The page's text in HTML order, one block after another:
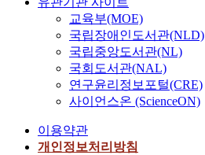
교육부(MOE)
국립장애인도서관(NLD)
국립중앙도서관(NL)
국회도서관(NAL)
연구윤리정보포털(CRE)
사이언스온 (ScienceON)
이용약관
개인정보처리방침